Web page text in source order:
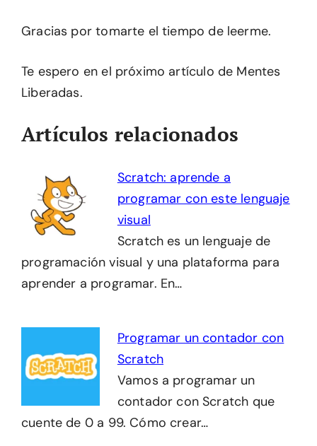
Gracias por tomarte el tiempo de leerme.
Te espero en el próximo artículo de Mentes
Liberadas.
Artículos relacionados
Scratch: aprende a
programar con este lenguaje
visual
Scratch es un lenguaje de
programación visual y una plataforma para
aprender a programar. En…
Programar un contador con
Scratch
Vamos a programar un
contador con Scratch que
cuente de 0 a 99. Cómo crear…